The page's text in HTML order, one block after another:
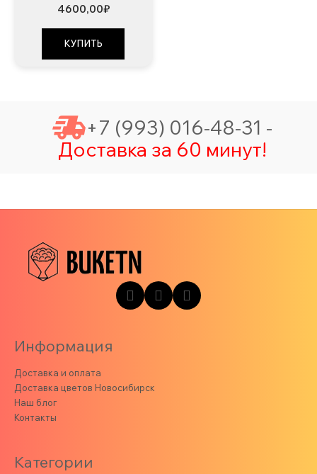
4600,00₽
КУПИТЬ
+7 (993) 016-48-31 -
Доставка за 60 минут!
Информация
Доставка и оплата
Доставка цветов Новосибирск
Наш блог
Контакты
Категории